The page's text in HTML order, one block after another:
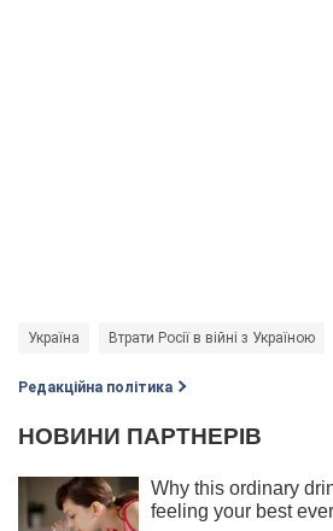
Україна Втрати Росії в війні з Україною
Редакційна політика